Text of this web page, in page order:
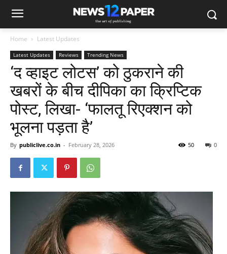
Home Latest Updates
Latest Updates Reviews Trending News
‘द व्हाइट लोटस’ को ठुकराने की
खबरों के बीच दीपिका का क्रिप्टिक
पोस्ट, लिखा- ‘फालतू रिएक्शन को
भूलना पड़ता है’
By publiclive.co.in - February 28, 2026 0
50